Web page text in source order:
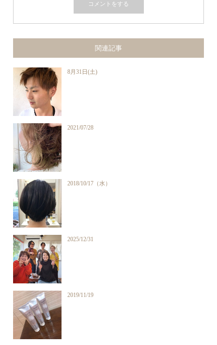
関連記事
8月31日(土)
2021/07/28
2018/10/17（水）
2025/12/31
2019/11/19